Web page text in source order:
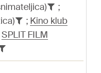
;
; Kino klub
SPLIT FILM